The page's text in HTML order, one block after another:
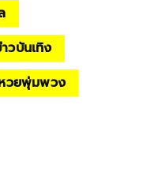
วบันเทิง
วยพุ่มพวง